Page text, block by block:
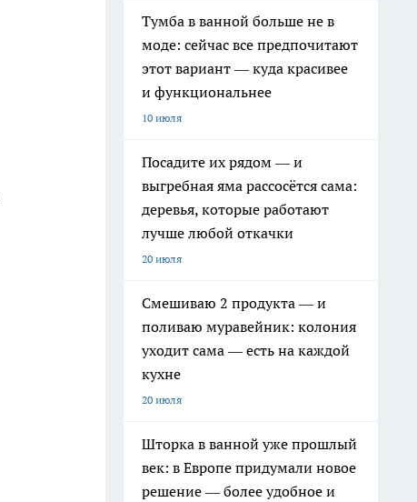
Тумба в ванной больше не в
моде: сейчас все предпочитают
этот вариант — куда красивее
и функциональнее
10 июля
Посадите их рядом — и
выгребная яма рассосётся сама:
деревья, которые работают
лучше любой откачки
20 июля
Смешиваю 2 продукта — и
поливаю муравейник: колония
уходит сама — есть на каждой
кухне
20 июля
Шторка в ванной уже прошлый
век: в Европе придумали новое
решение — более удобное и